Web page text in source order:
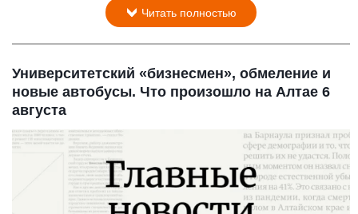
Читать полностью
Университетский «бизнесмен», обмеление и
новые автобусы. Что произошло на Алтае 6
августа